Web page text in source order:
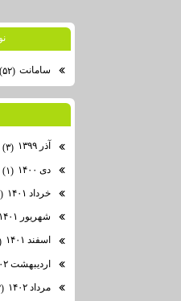
سامانت (۵۲)
آذر ۱۳۹۹
(۳)
دی ۱۴۰۰
(۱)
خرداد ۱۴۰۱
(۱)
شهریور ۱۴۰۱
اسفند ۱۴۰۱
اردیبهشت ۱۴۰۲
مرداد ۱۴۰۲
(۲)